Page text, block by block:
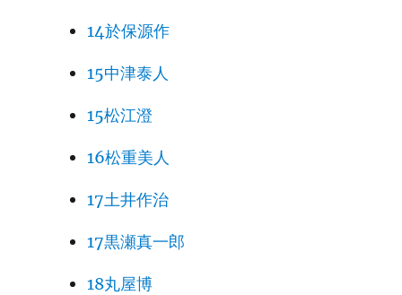
14於保源作
15中津泰人
15松江澄
16松重美人
17土井作治
17黒瀬真一郎
18丸屋博